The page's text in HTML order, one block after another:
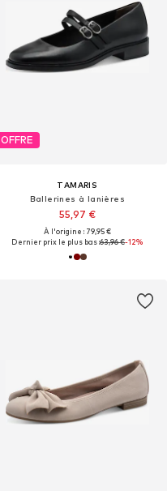
OFFRE
TAMARIS
Ballerines à lanières
55,97 €
À l'origine : 79,95 €
Dernier prix le plus bas :63,96 €-12%